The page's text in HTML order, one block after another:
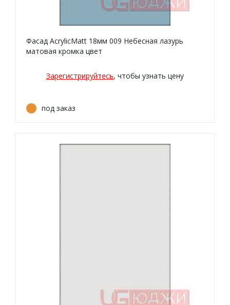
Фасад AcrylicMatt 18мм 009 Небесная лазурь
матовая кромка цвет
Зарегистрируйтесь, чтобы узнать цену
под заказ